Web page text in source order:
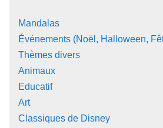
Mandalas
Événements (Noël, Halloween,
Thèmes divers
Animaux
Educatif
Art
Classiques de Disney